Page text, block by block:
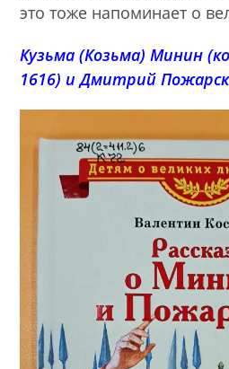
это тоже напоминает о
Кузьма (Козьма) Минин
1616) и Дмитрий